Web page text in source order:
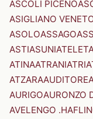
ASCOLI PICENO
ASIGLIANO
ASOLOASSAGO
ASTIASUNI
ATINAATRANIATRI
ATZARAAUDITORE
AURIGOAURONZO
AVELENGO